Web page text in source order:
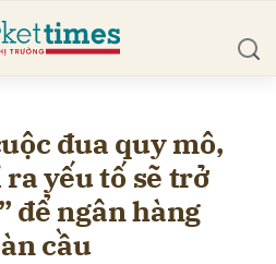
đua quy mô,
yếu tố sẽ trở
để ngân hàng
cầu